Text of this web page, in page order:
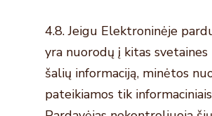
4.8. Jeigu Elektroninėje
yra nuorodų į kitas
šalių informaciją, minėtos
pateikiamos tik